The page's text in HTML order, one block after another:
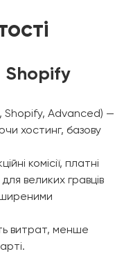
Shopify
Shopify, Advanced) —
хостинг, базову
комісії, платні
великих гравців
витрат, менше